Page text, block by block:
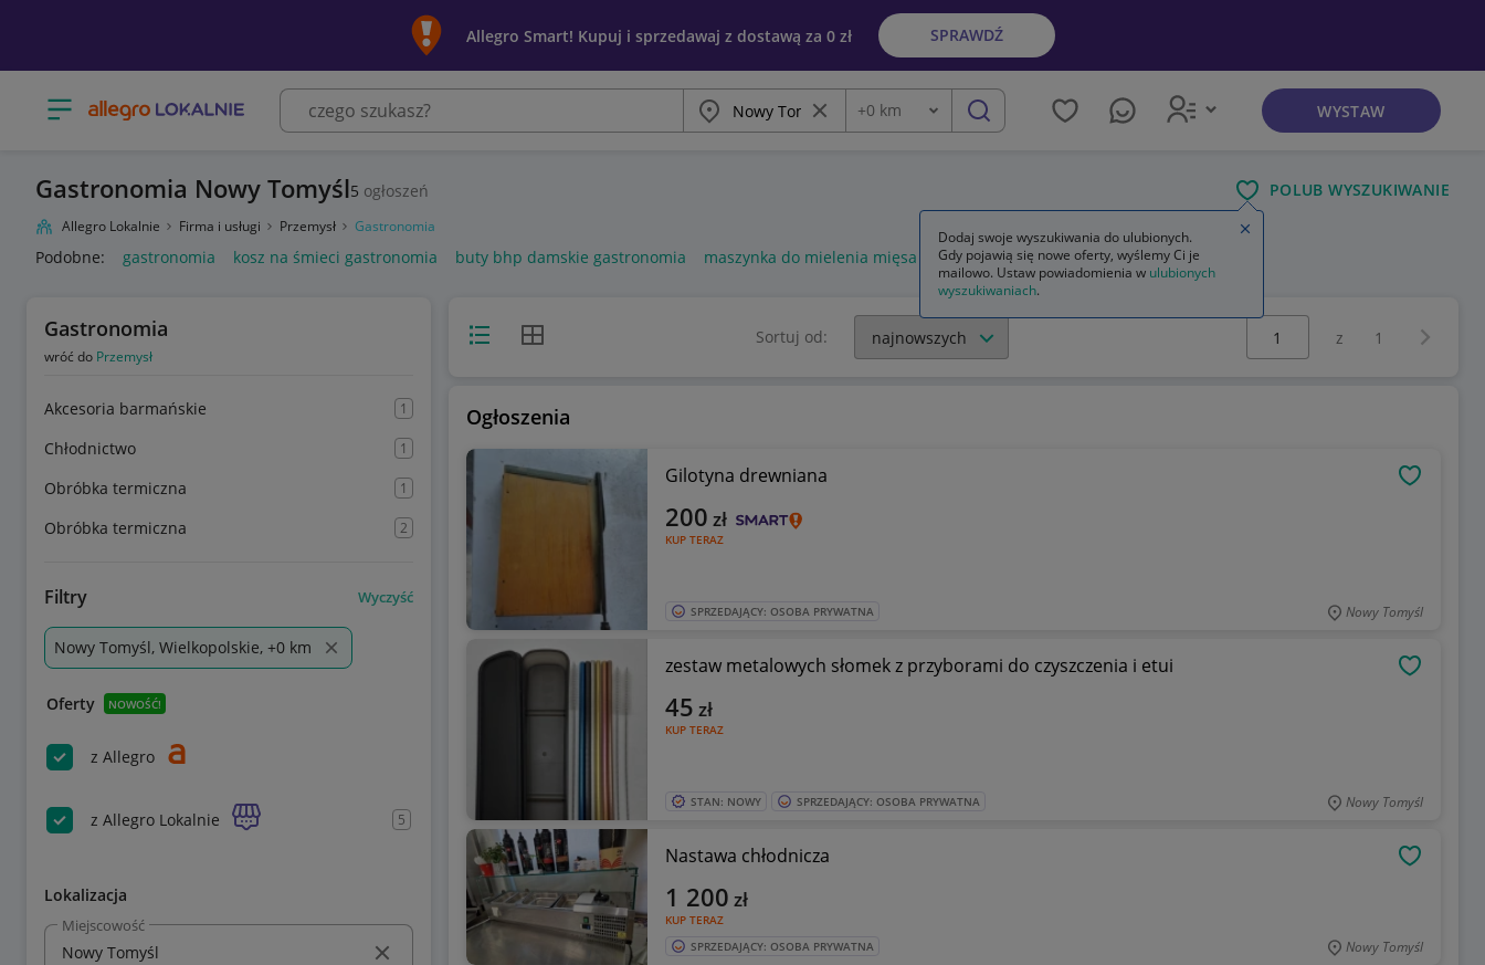
Allegro Smart! Kupuj i sprzedawaj z dostawą za 0 zł SPRAWDŹ
Otwórz menu z kategoriami Miasto Wyczyść frazę
Odległość
+0 km szukaj WYSTAW
Gastronomia Nowy Tomyśl5 ogłoszeń POLUB WYSZUKIWANIE
Allegro Lokalnie Firma i usługi Przemysł Gastronomia
Podobne: gastronomia kosz na śmieci gastronomia buty bhp damskie gastronomia maszynka do mielenia mięsa gastronomia fizyka astronomia
Gastronomia
wróć do Przemysł
Akcesoria barmańskie 1
Chłodnictwo 1
Obróbka termiczna 1
Obróbka termiczna 2
Filtry Wyczyść
Nowy Tomyśl, Wielkopolskie, +0 km
Oferty NOWOŚĆ!
z Allegro
z Allegro Lokalnie 5
Lokalizacja
Miejscowość
Widok listyWidok siatki Sortuj od:
Wybierz stronę:
z 1
Ogłoszenia
Gilotyna drewniana
KUP TERAZ
200 zł
SPRZEDAJĄCY: OSOBA PRYWATNA Nowy Tomyśl
zestaw metalowych słomek z przyborami do czyszczenia i etui
KUP TERAZ
45 zł
STAN: NOWY SPRZEDAJĄCY: OSOBA PRYWATNA Nowy Tomyśl
Nastawa chłodnicza
KUP TERAZ
1 200 zł
SPRZEDAJĄCY: OSOBA PRYWATNA Nowy Tomyśl
Dodaj swoje wyszukiwania do ulubionych.
Gdy pojawią się nowe oferty, wyślemy Ci je
mailowo. Ustaw powiadomienia w ulubionych
wyszukiwaniach.
Zamknij wskazówkę